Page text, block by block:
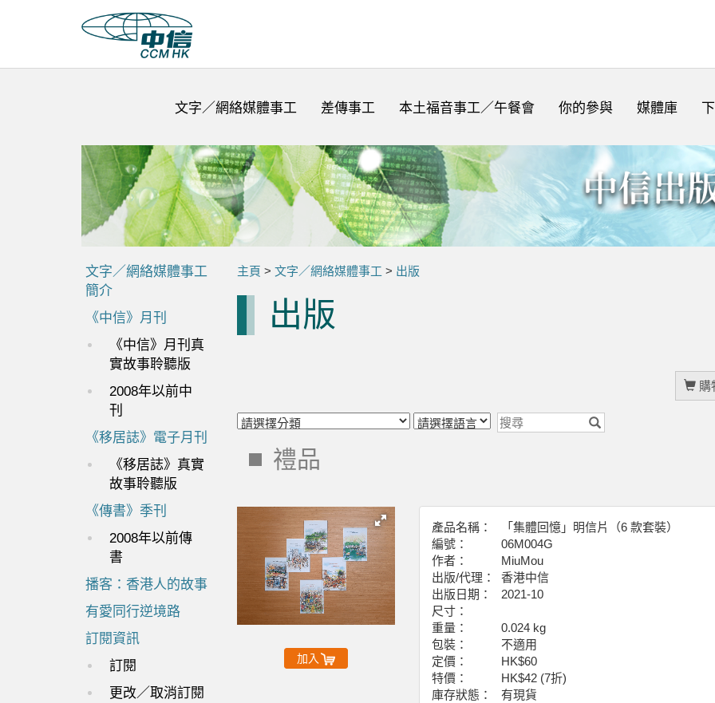
文字／網絡媒體事工 差傳事工 本土福音事工／午餐會 你的參與 媒體庫
文字／網絡媒體事工
簡介
《中信》月刊
《中信》月刊真
實故事聆聽版
2008年以前中
刊
《移居誌》電子月刊
《移居誌》真實
故事聆聽版
《傳書》季刊
2008年以前傳
書
播客：香港人的故事
有愛同行逆境路
訂閱資訊
訂閱
更改／取消訂閱
主頁 > 文字／網絡媒體事工 > 出版
出版
購
禮品
加入
產品名稱：
「集體回憶」明信片（6 款套裝）
編號：
06M004G
作者：
MiuMou
出版/代理：
香港中信
出版日期：
2021-10
尺寸：
重量：
0.024 kg
包裝：
不適用
定價：
HK$60
特價：
HK$42 (7折)
庫存狀態：
有現貨